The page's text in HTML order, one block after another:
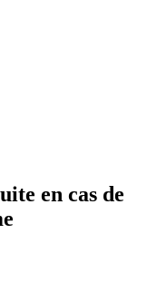
en cas de